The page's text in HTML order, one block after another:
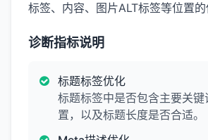
标签、内容、图片ALT标签等位置的
诊断指标说明
标题标签优化
标题标签中是否包含主要关键
置，以及标题长度是否合适。